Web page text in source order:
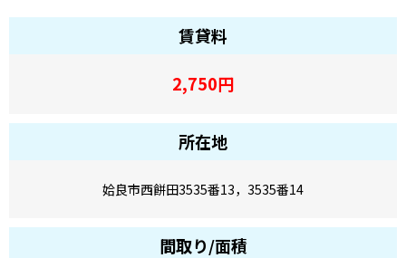
賃貸料
2,750円
所在地
姶良市西餅田3535番13，3535番14
間取り/面積